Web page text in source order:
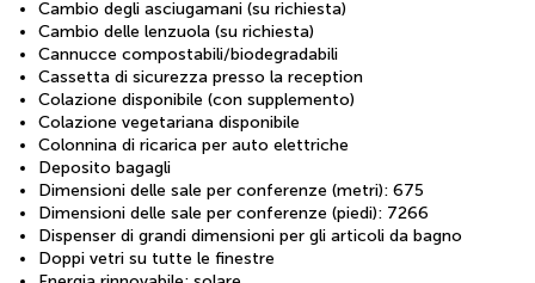
Cambio degli asciugamani (su richiesta)
Cambio delle lenzuola (su richiesta)
Cannucce compostabili/biodegradabili
Cassetta di sicurezza presso la reception
Colazione disponibile (con supplemento)
Colazione vegetariana disponibile
Colonnina di ricarica per auto elettriche
Deposito bagagli
Dimensioni delle sale per conferenze (metri): 675
Dimensioni delle sale per conferenze (piedi): 7266
Dispenser di grandi dimensioni per gli articoli da bagno
Doppi vetri su tutte le finestre